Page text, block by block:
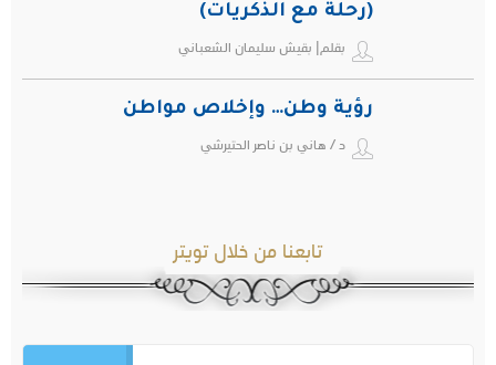
(رحلة مع الذكريات)
بقلم| بقيش سليمان الشعباني
رؤية وطن… وإخلاص مواطن
د / هاني بن ناصر الحتيرشي
تابعنا من خلال تويتر